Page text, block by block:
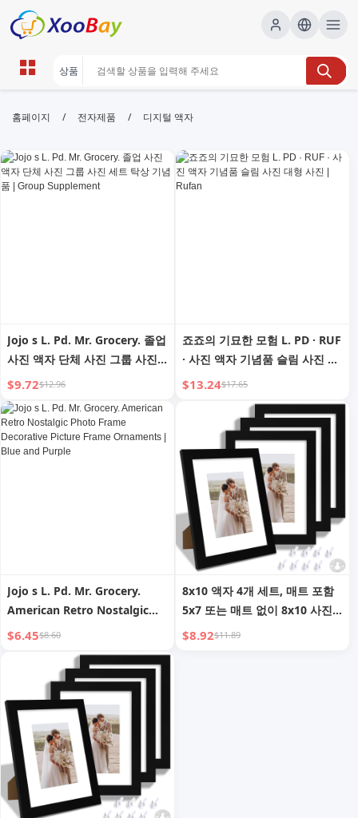
디지털 액자 | XOOBAY B2B/B2C
디지털 액자, 사진 프레임, 디지털 디스플레이,
wholesale 디지털 액자, XOOBAY
홈페이지 / 전자제품 / 디지털 액자
Jojo s L. Pd. Mr. Grocery. 졸업
사진 액자 단체 사진 그룹 사진
세트 탁상 기념품 | Group
Supplement
$9.72$12.96
죠죠의 기묘한 모험 L. PD · RUF
· 사진 액자 기념품 슬림 사진 대
형 사진 | Rufan
$13.24$17.65
Jojo s L. Pd. Mr. Grocery.
American Retro Nostalgic
Photo Frame Decorative
Blue and Purple
$6.45$8.60
8x10 액자 4개 세트, 매트 포함
5x7 또는 매트 없이 8x10 사진
디스플레이, 벽 또는 탁상용 액
$8.92$11.89